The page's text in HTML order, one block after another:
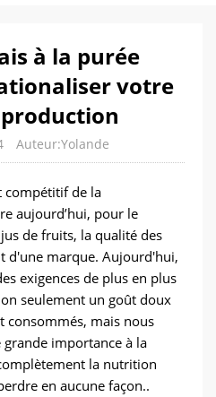
à la purée
votre
Auteur:Yolande
compétitif de la
aujourd’hui, pour le
de fruits, la qualité des
d'une marque. Aujourd'hui,
exigences de plus en plus
seulement un goût doux
consommés, mais nous
importance à la
la nutrition
en aucune façon..